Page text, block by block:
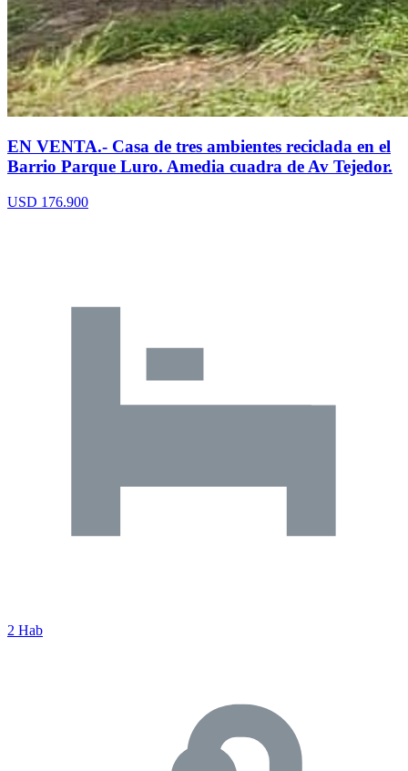
EN VENTA.- Casa de tres ambientes reciclada en el
Barrio Parque Luro. Amedia cuadra de Av Tejedor.
USD 176.900
2 Hab